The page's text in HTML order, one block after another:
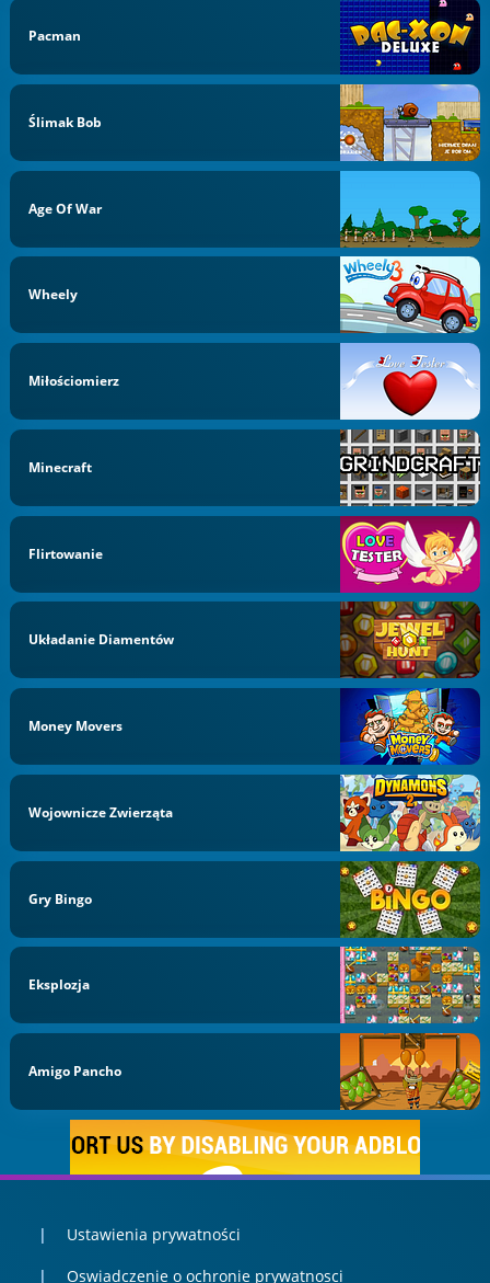
Pacman
Ślimak Bob
Age Of War
Wheely
Miłościomierz
Minecraft
Flirtowanie
Układanie Diamentów
Money Movers
Wojownicze Zwierząta
Gry Bingo
Eksplozja
Amigo Pancho
Ustawienia prywatności
Oswiadczenie o ochronie prywatnosci